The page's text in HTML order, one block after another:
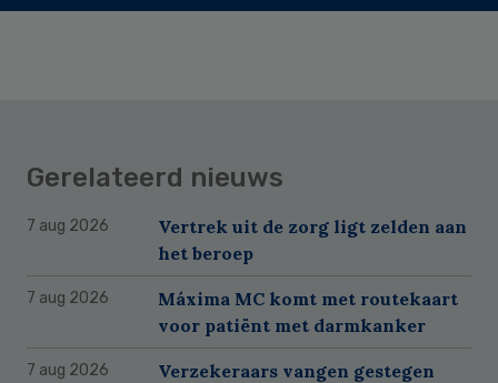
Gerelateerd nieuws
7 aug 2026
Vertrek uit de zorg ligt zelden aan
het beroep
7 aug 2026
Máxima MC komt met routekaart
voor patiënt met darmkanker
7 aug 2026
Verzekeraars vangen gestegen